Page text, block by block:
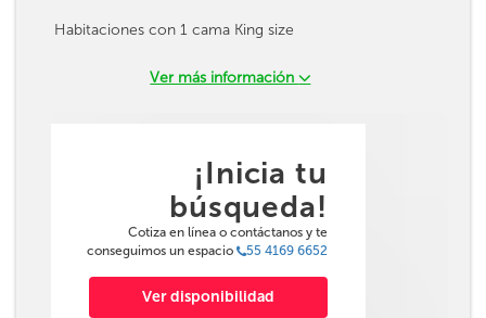
Habitaciones con 1 cama King size
Ver más información
¡Inicia tu
búsqueda!
Cotiza en línea o contáctanos y te
conseguimos un espacio
55 4169 6652
Ver disponibilidad